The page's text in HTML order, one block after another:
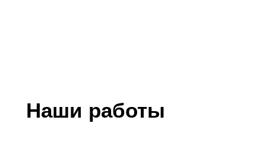
Наши работы